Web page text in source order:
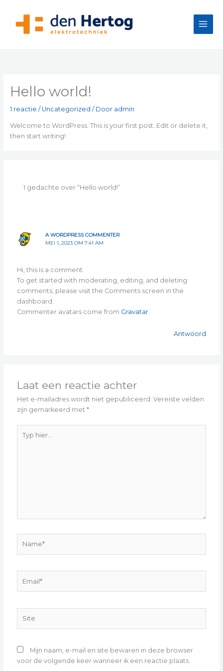
Hello world!
1 reactie / Uncategorized / Door admin
Welcome to WordPress. This is your first post. Edit or delete it,
then start writing!
1 gedachte over “Hello world!”
A WORDPRESS COMMENTER
MEI 1, 2023 OM 7:41 AM
Hi, this is a comment.
To get started with moderating, editing, and deleting
comments, please visit the Comments screen in the
dashboard.
Commenter avatars come from Gravatar.
Antwoord
Laat een reactie achter
Het e-mailadres wordt niet gepubliceerd. Vereiste velden
zijn gemarkeerd met*
hier...
Mijn naam, e-mail en site bewaren in deze browser
voor de volgende keer wanneer ik een reactie plaats.